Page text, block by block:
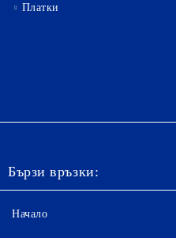
Платки
Бързи връзки:
Начало